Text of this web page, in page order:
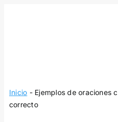
Inicio - Ejemplos de oraciones
correcto